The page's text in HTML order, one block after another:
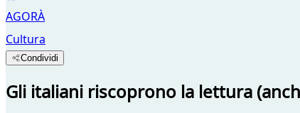
AGORÀ
Cultura
Condividi
Gli italiani riscoprono la lettura